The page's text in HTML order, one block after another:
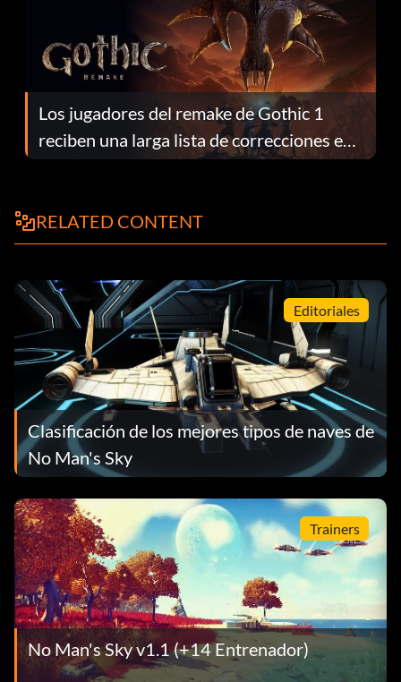
Los jugadores del remake de Gothic 1
reciben una larga lista de correcciones en
el parche 1.0.4
RELATED CONTENT
Editoriales
Clasificación de los mejores tipos de naves de
No Man's Sky
Trainers
No Man's Sky v1.1 (+14 Entrenador)